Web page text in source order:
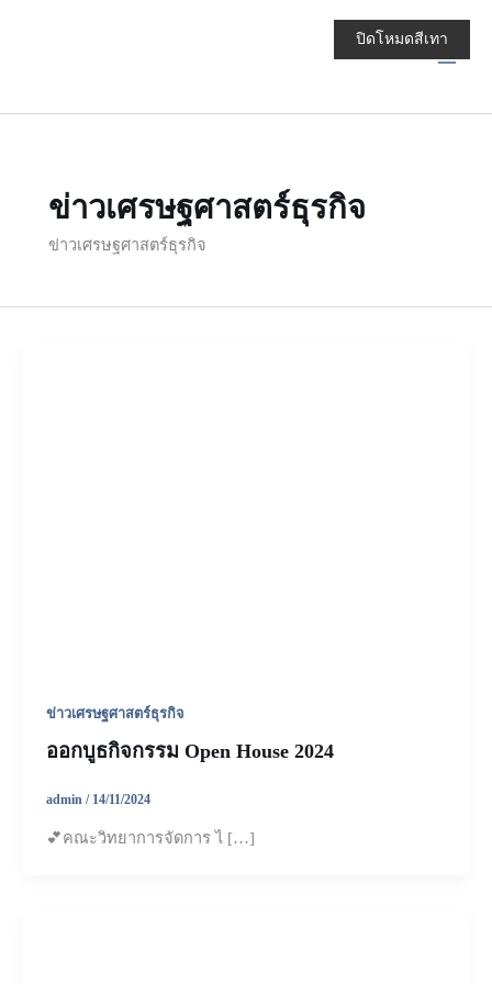
Main
Menu
ข่าวเศรษฐศาสตร์ธุรกิจ
ข่าวเศรษฐศาสตร์ธุรกิจ
ข่าวเศรษฐศาสตร์ธุรกิจ
ออกบูธกิจกรรม Open House 2024
admin / 14/11/2024
💕คณะวิทยาการจัดการ ไ […]
ปิดโหมดสีเทา